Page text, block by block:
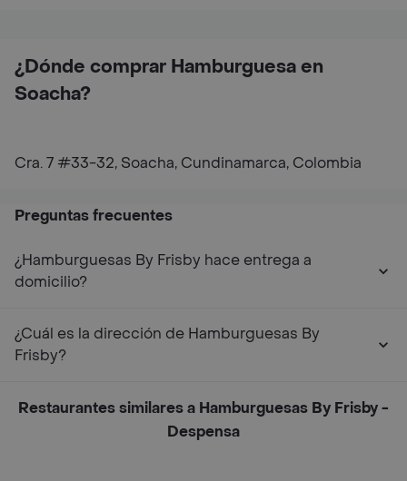
¿Dónde comprar Hamburguesa en
Soacha?
Cra. 7 #33-32, Soacha, Cundinamarca, Colombia
Preguntas frecuentes
¿Hamburguesas By Frisby hace entrega a
domicilio?
¿Cuál es la dirección de Hamburguesas By
Frisby?
Restaurantes similares a Hamburguesas By Frisby -
Despensa